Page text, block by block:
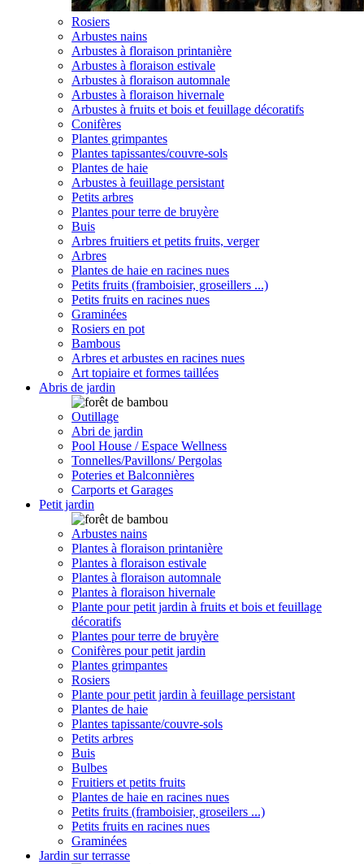
Rosiers
Arbustes nains
Arbustes à floraison printanière
Arbustes à floraison estivale
Arbustes à floraison automnale
Arbustes à floraison hivernale
Arbustes à fruits et bois et feuillage décoratifs
Conifères
Plantes grimpantes
Plantes tapissantes/couvre-sols
Plantes de haie
Arbustes à feuillage persistant
Petits arbres
Plantes pour terre de bruyère
Buis
Arbres fruitiers et petits fruits, verger
Arbres
Plantes de haie en racines nues
Petits fruits (framboisier, groseillers ...)
Petits fruits en racines nues
Graminées
Rosiers en pot
Bambous
Arbres et arbustes en racines nues
Art topiaire et formes taillées
Abris de jardin
Outillage
Abri de jardin
Pool House / Espace Wellness
Tonnelles/Pavillons/ Pergolas
Poteries et Balconnières
Carports et Garages
Petit jardin
Arbustes nains
Plantes à floraison printanière
Plantes à floraison estivale
Plantes à floraison automnale
Plantes à floraison hivernale
Plante pour petit jardin à fruits et bois et feuillage
décoratifs
Plantes pour terre de bruyère
Conifères pour petit jardin
Plantes grimpantes
Rosiers
Plante pour petit jardin à feuillage persistant
Plantes de haie
Plantes tapissante/couvre-sols
Petits arbres
Buis
Bulbes
Fruitiers et petits fruits
Plantes de haie en racines nues
Petits fruits (framboisier, groseilers ...)
Petits fruits en racines nues
Graminées
Jardin sur terrasse